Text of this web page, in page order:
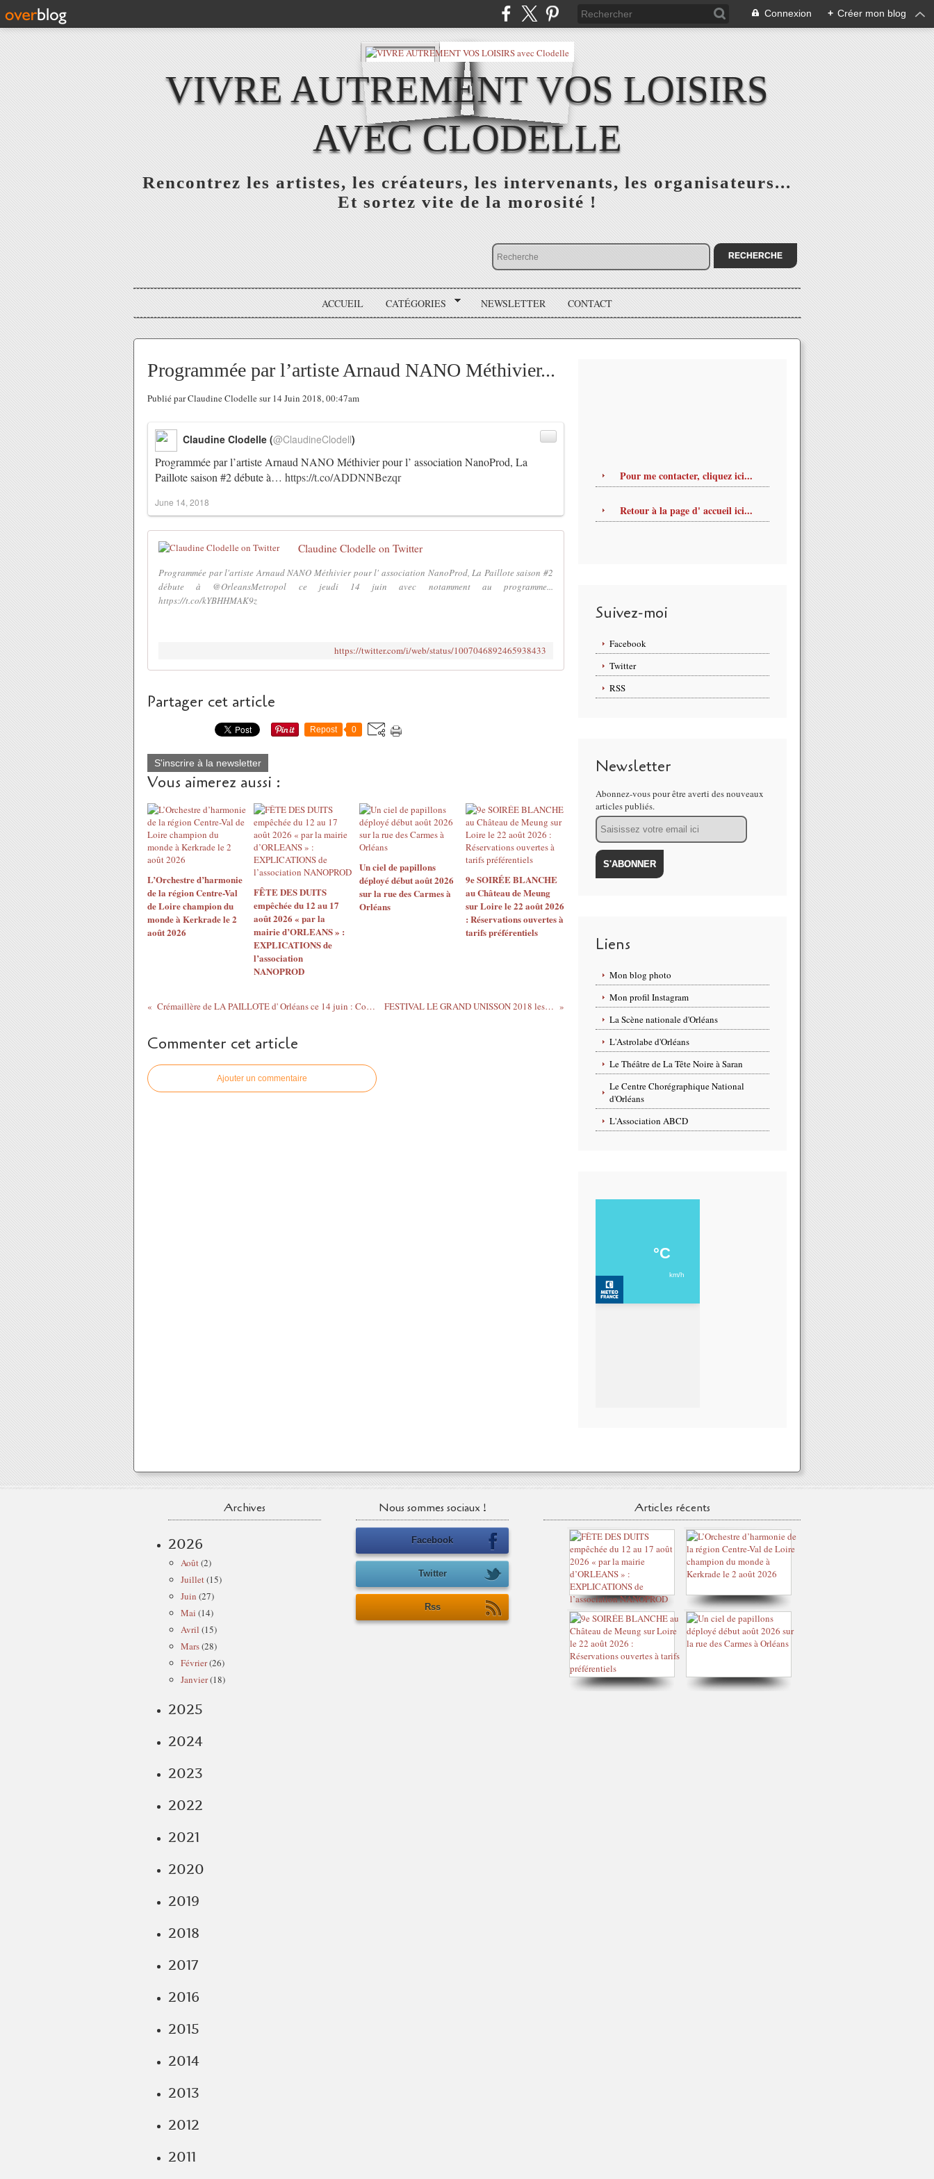
Connexion + Créer mon blog
VIVRE AUTREMENT VOS LOISIRS
AVEC CLODELLE
Rencontrez les artistes, les créateurs, les intervenants, les organisateurs...
Et sortez vite de la morosité !
ACCUEIL CATÉGORIES NEWSLETTER CONTACT
Programmée par l’artiste Arnaud NANO Méthivier...
Publié par Claudine Clodelle sur 14 Juin 2018, 00:47am
Programmée par l’artiste Arnaud NANO Méthivier pour l’ association NanoProd, La
Paillote saison #2 débute à… https://t.co/ADDNNBezqr
Claudine Clodelle (@ClaudineClodell)
June 14, 2018
Claudine Clodelle on Twitter
Programmée par l'artiste Arnaud NANO Méthivier pour l' association NanoProd, La Paillote saison #2
débute à @OrleansMetropol ce jeudi 14 juin avec notamment au programme...
https://t.co/kYBHHMAK9z
https://twitter.com/i/web/status/1007046892465938433
Partager cet article
Repost 0
S'inscrire à la newsletter
Vous aimerez aussi :
L’Orchestre d’harmonie
de la région Centre-Val
de Loire champion du
monde à Kerkrade le 2
août 2026
FÊTE DES DUITS
empêchée du 12 au 17
août 2026 « par la
mairie d’ORLEANS » :
EXPLICATIONS de
l’association
NANOPROD
Un ciel de papillons
déployé début août 2026
sur la rue des Carmes à
Orléans
9e SOIRÉE BLANCHE
au Château de Meung
sur Loire le 22 août 2026
: Réservations ouvertes à
tarifs préférentiels
Crémaillère de LA PAILLOTE d' Orléans ce 14 juin : Commentaire artistique de match de foot et concert au programme FESTIVAL LE GRAND UNISSON 2018 les 15 et 16 juin 2018 : J-1... Révisons le programme!
Commenter cet article
Ajouter un commentaire
Pour me contacter, cliquez ici...
Retour à la page d' accueil ici...
Suivez-moi
Facebook
Twitter
RSS
Newsletter
Abonnez-vous pour être averti des nouveaux
articles publiés.
Email
Liens
Mon blog photo
Mon profil Instagram
La Scène nationale d'Orléans
L'Astrolabe d'Orléans
Le Théâtre de La Tête Noire à Saran
Le Centre Chorégraphique National
d'Orléans
L'Association ABCD
Archives
2026
Août(2)
Juillet(15)
Juin (27)
Mai (14)
Avril (15)
Mars(28)
Février(26)
Janvier(18)
2025
2024
2023
2022
2021
2020
2019
2018
2017
2016
2015
2014
2013
2012
2011
Nous sommes sociaux !
Facebook
Twitter
Rss
Articles récents